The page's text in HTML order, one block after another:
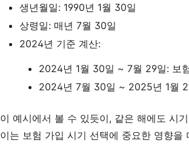
생년월일: 1990년 1월 30일
상령일: 매년 7월 30일
2024년 기준 계산:
2024년 1월 30일 ~ 7월 29일: 보
2024년 7월 30일 ~ 2025년 1월
이 예시에서 볼 수 있듯이, 같은 해에도 시
이는 보험 가입 시기 선택에 중요한 영향을